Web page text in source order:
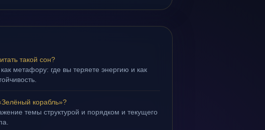
такой сон?
метафору: где вы теряете энергию и как
корабль»?
темы структурой и порядком и текущего